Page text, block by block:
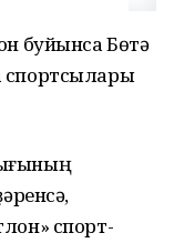
буйынса Бөтә
спортсылары
спорт-